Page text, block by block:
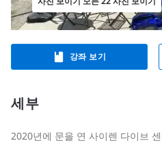
강좌 보기
세부
2020년에 문을 연 사이렌 다이브